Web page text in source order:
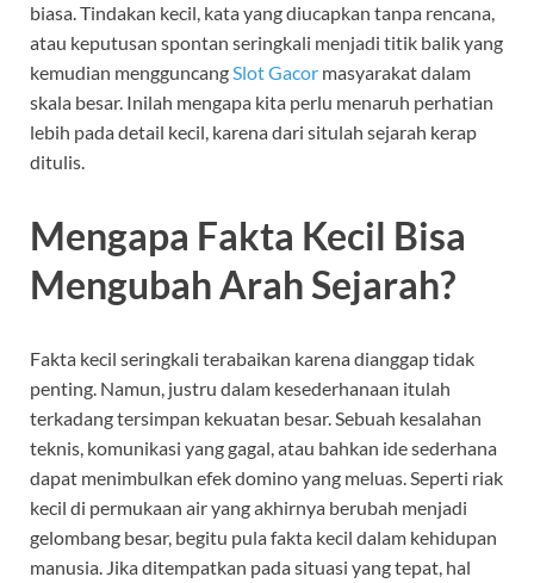
biasa. Tindakan kecil, kata yang diucapkan tanpa rencana,
atau keputusan spontan seringkali menjadi titik balik yang
kemudian mengguncangSlot Gacor masyarakat dalam
skala besar. Inilah mengapa kita perlu menaruh perhatian
lebih pada detail kecil, karena dari situlah sejarah kerap
ditulis.
Mengapa Fakta Kecil Bisa
Mengubah Arah Sejarah?
Fakta kecil seringkali terabaikan karena dianggap tidak
penting. Namun, justru dalam kesederhanaan itulah
terkadang tersimpan kekuatan besar. Sebuah kesalahan
teknis, komunikasi yang gagal, atau bahkan ide sederhana
dapat menimbulkan efek domino yang meluas. Seperti riak
kecil di permukaan air yang akhirnya berubah menjadi
gelombang besar, begitu pula fakta kecil dalam kehidupan
manusia. Jika ditempatkan pada situasi yang tepat, hal